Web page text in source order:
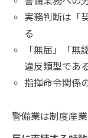
実務判断は「
る
「無届」「無
違反類型であ
指揮命令関係
警備業は制度産業